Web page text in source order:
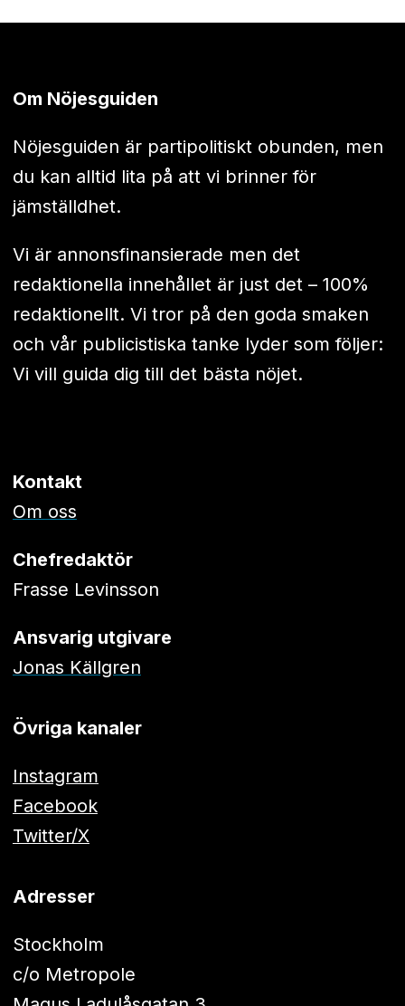
Om Nöjesguiden
Nöjesguiden är partipolitiskt obunden, men
du kan alltid lita på att vi brinner för
jämställdhet.
Vi är annonsfinansierade men det
redaktionella innehållet är just det – 100%
redaktionellt. Vi tror på den goda smaken
och vår publicistiska tanke lyder som följer:
Vi vill guida dig till det bästa nöjet.
Kontakt
Om oss
Chefredaktör
Frasse Levinsson
Ansvarig utgivare
Jonas Källgren
Övriga kanaler
Instagram
Facebook
Twitter/X
Adresser
Stockholm
c/o Metropole